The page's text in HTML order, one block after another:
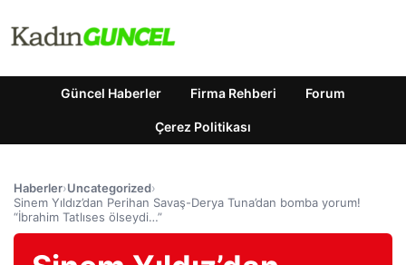
Güncel Haberler Firma Rehberi Forum
Çerez Politikası
Haberler›Uncategorized›
Sinem Yıldız’dan Perihan Savaş-Derya Tuna’dan bomba yorum!
“İbrahim Tatlıses ölseydi…”